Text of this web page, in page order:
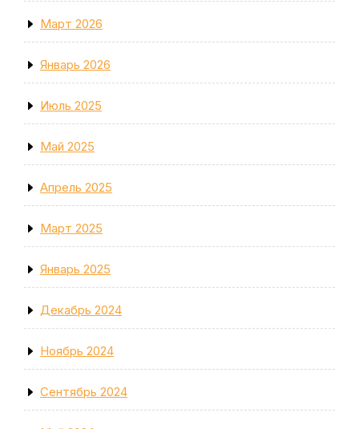
Март 2026
Январь 2026
Июль 2025
Май 2025
Апрель 2025
Март 2025
Январь 2025
Декабрь 2024
Ноябрь 2024
Сентябрь 2024